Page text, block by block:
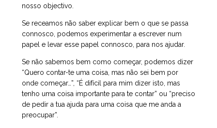
nosso objectivo.
Se receamos não saber explicar bem o que se passa
connosco, podemos experimentar a escrever num
papel e levar esse papel connosco, para nos ajudar.
Se não sabemos bem como começar, podemos dizer
“Quero contar-te uma coisa, mas não sei bem por
onde começar…”, “É difícil para mim dizer isto, mas
tenho uma coisa importante para te contar” ou “preciso
de pedir a tua ajuda para uma coisa que me anda a
preocupar”.